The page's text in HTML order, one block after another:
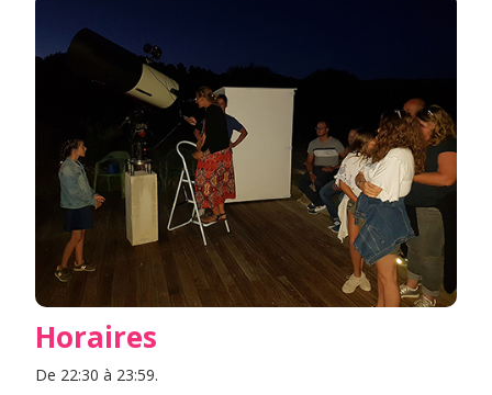
Horaires
De 22:30 à 23:59.